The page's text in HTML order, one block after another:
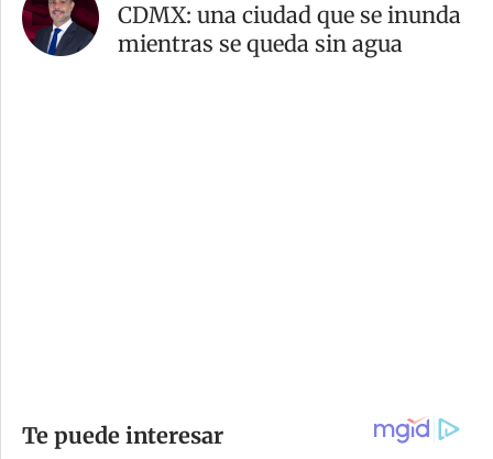
CDMX: una ciudad que se inunda
mientras se queda sin agua